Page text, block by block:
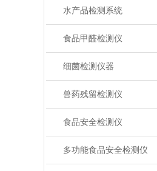
水产品检测系统
食品甲醛检测仪
细菌检测仪器
兽药残留检测仪
食品安全检测仪
多功能食品安全检测仪